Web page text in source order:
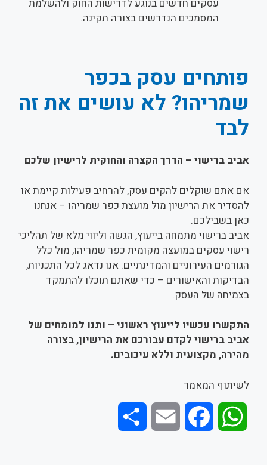
עסקים חדשים בנוגע לדרישות החוק ולהשלמת
המסמכים הנדרשים בצורה תקינה.
פותחים עסק בכפר
שמריהו? לא עושים את זה
לבד
אביב ברישוי – הדרך הקצרה והחוקית לרישיון שלכם
אם אתם שוקלים להקים עסק, להרחיב פעילות קיימת או
להסדיר את הרישיון מול מועצת כפר שמריהו – אנחנו
כאן בשבילכם.
אביב ברישוי מתמחה בייעוץ, הגשה וליווי מלא של תהליכי
רישוי עסקים במועצה מקומית כפר שמריהו, מול כלל
הגורמים העירוניים והמדינתיים. אנו נדאג לכל התכניות,
הבדיקות והאישורים – כדי שאתם תוכלו להתמקד
בצמיחה של העסק.
התקשרו עכשיו לייעוץ ראשוני – ותנו למומחים של
אביב ברישוי לקדם עבורכם את הרישיון, בצורה
מהירה, מקצועית וללא עיכובים.
לשיתוף המאמר